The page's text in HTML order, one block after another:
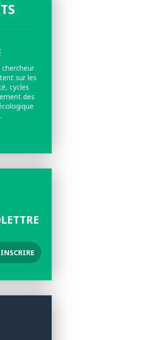
sur les
cycles
des